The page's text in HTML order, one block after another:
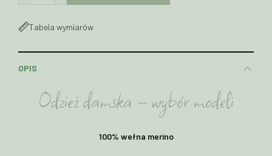
Tabela wymiarów
OPIS
Odzież damska – wybór modeli
100% wełna merino